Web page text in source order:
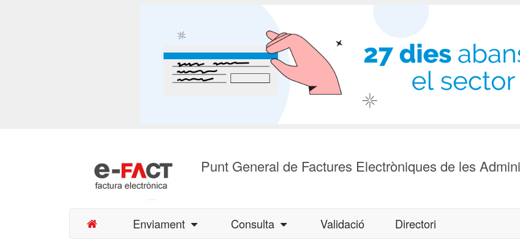
Punt General de Factures Electròniques de les
Enviament Consulta Validació Directori